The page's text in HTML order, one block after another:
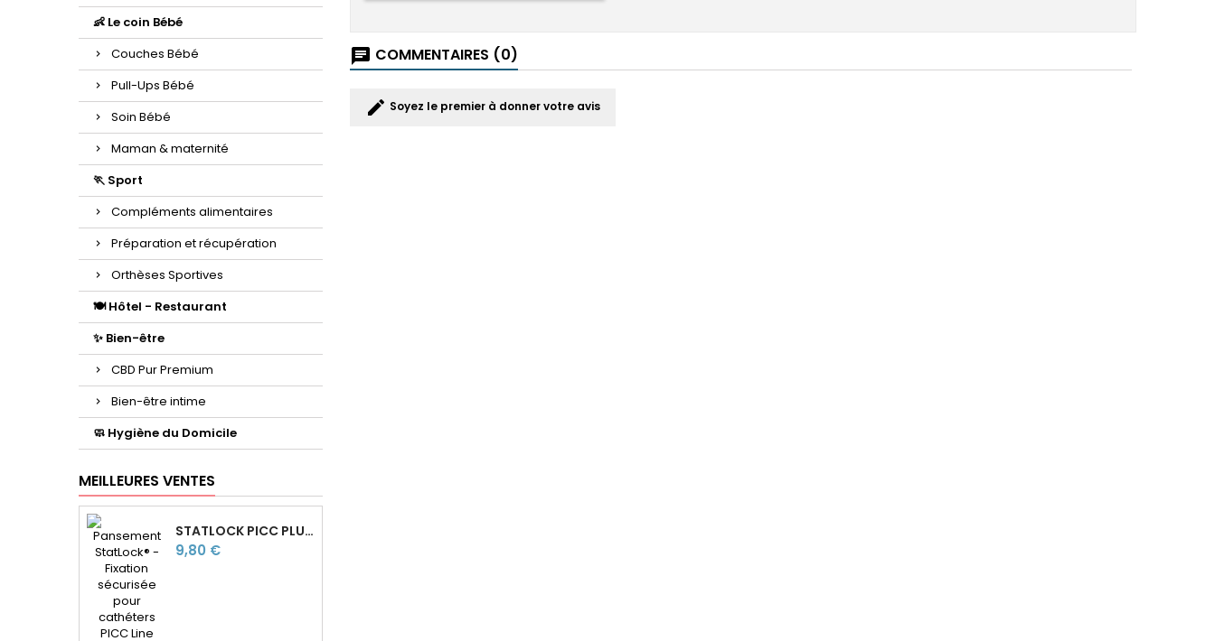
👶 Le coin Bébé
Couches Bébé
Pull-Ups Bébé
Soin Bébé
Maman & maternité
🏃 Sport
Compléments alimentaires
Préparation et récupération
Orthèses Sportives
🍽️ Hôtel - Restaurant
✨ Bien-être
CBD Pur Premium
Bien-être intime
🧼 Hygiène du Domicile
MEILLEURES VENTES
STATLOCK PICC PLUS — DISPOSITIF DE FIXATION CATHÉTER
Prix
9,80 €
chat COMMENTAIRES (0)
edit Soyez le premier à donner votre avis